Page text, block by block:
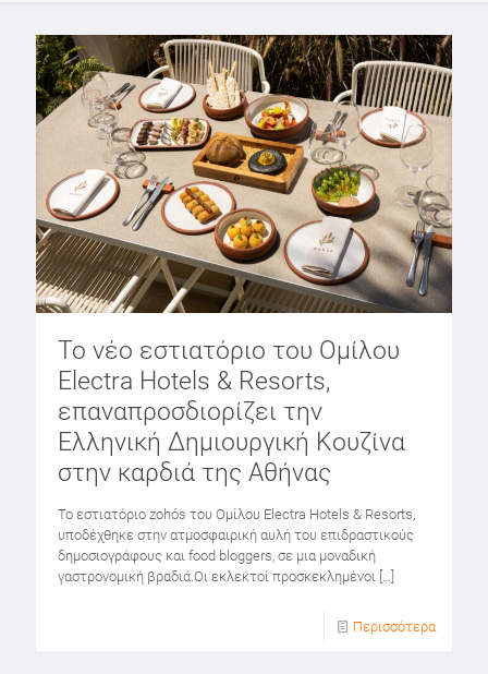
Το νέο εστιατόριο του Ομίλου
Electra Hotels & Resorts,
επαναπροσδιορίζει την
Ελληνική Δημιουργική Κουζίνα
στην καρδιά της Αθήνας
Το εστιατόριο zohós του Ομίλου Electra Hotels & Resorts,
υποδέχθηκε στην ατμοσφαιρική αυλή του επιδραστικούς
δημοσιογράφους και food bloggers, σε μια μοναδική
γαστρονομική βραδιά.Οι εκλεκτοί προσκεκλημένοι
Περισσότερα